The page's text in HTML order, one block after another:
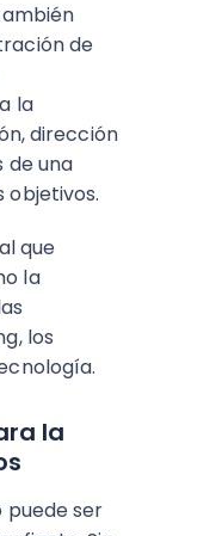
de
la
dirección
de una
objetivos.
que
la
los
la
puede ser